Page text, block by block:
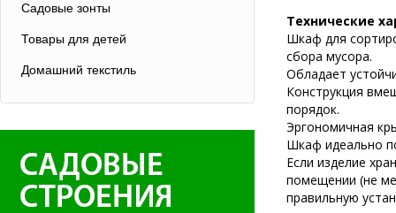
Садовые зонты
Товары для детей
Домашний текстиль
Технические
Шкаф для
сбора мусора.
Обладает
Конструкция
порядок.
Эргономичная
Шкаф идеально
Если изделие
помещении (не
правильную